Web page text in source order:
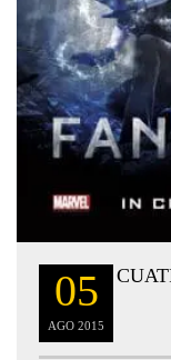
05
AGO 2015